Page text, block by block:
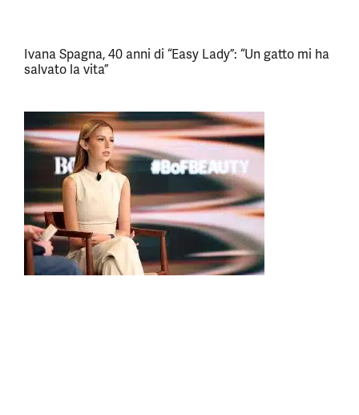
Ivana Spagna, 40 anni di “Easy Lady”: “Un gatto mi ha
salvato la vita”